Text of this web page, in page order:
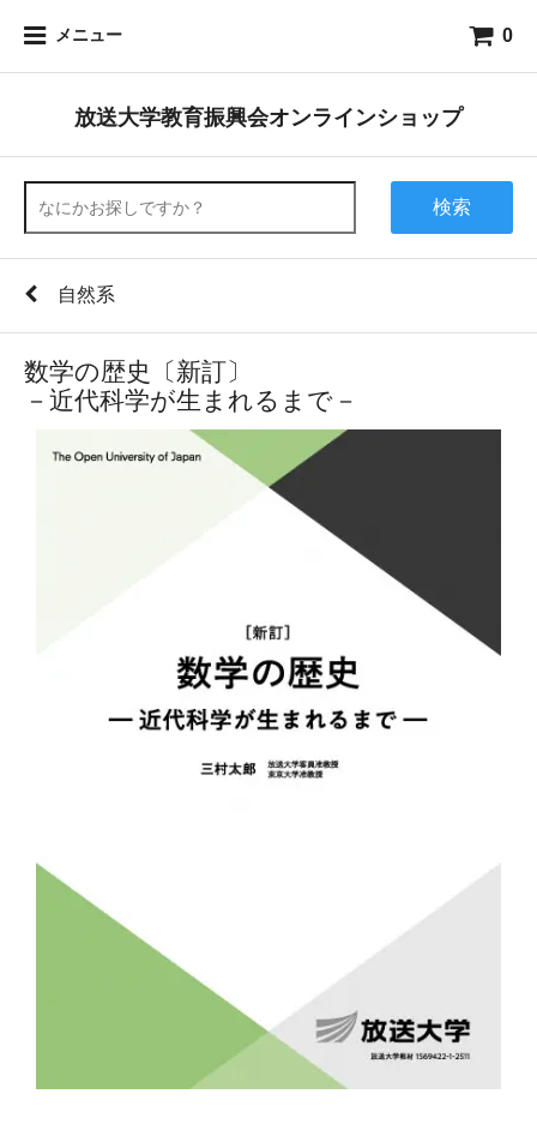
メニュー 0
放送大学教育振興会オンラインショップ
検索
自然系
数学の歴史〔新訂〕
－近代科学が生まれるまで－